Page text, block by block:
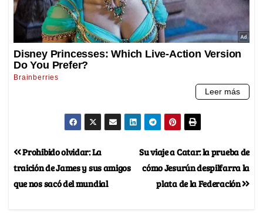
Su viaje a Catar: la prueba de
cómo Jesurún despilfarra la
plata de la Federación
Prohibido olvidar: La
traición de James y sus amigos
que nos sacó del mundial